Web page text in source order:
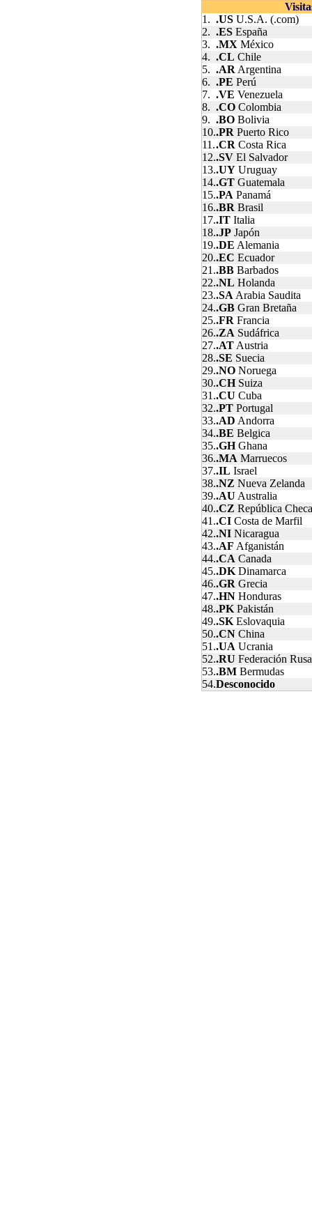
1. .US U.S.A. (.com)
2. .ES España
3. .MX México
4. .CL Chile
5. .AR Argentina
6. .PE Perú
7. .VE Venezuela
8. .CO Colombia
9. .BO Bolivia
10..PR Puerto Rico
11..CR Costa Rica
12..SV El Salvador
13..UY Uruguay
14..GT Guatemala
15..PA Panamá
16..BR Brasil
17..IT Italia
18..JP Japón
19..DE Alemania
20..EC Ecuador
21..BB Barbados
22..NL Holanda
23..SA Arabia Saudita
24..GB Gran Bretaña
25..FR Francia
26..ZA Sudáfrica
27..AT Austria
28..SE Suecia
29..NO Noruega
30..CHSuiza
31..CU Cuba
32..PT Portugal
33..AD Andorra
34..BE Belgica
35..GHGhana
36..MA Marruecos
37..IL Israel
38..NZ Nueva Zelanda
39..AU Australia
40..CZ República Checa
41..CI Costa de Marfil
42..NI Nicaragua
43..AF Afganistán
44..CA Canada
45..DK Dinamarca
46..GR Grecia
47..HN Honduras
48..PK Pakistán
49..SK Eslovaquia
50..CN China
51..UA Ucrania
52..RU Federación Rusa
53..BM Bermudas
54.Desconocido